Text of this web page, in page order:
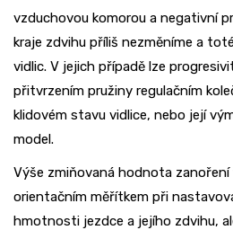
vzduchovou komorou a negativní
kraje zdvihu příliš nezměníme a
vidlic. V jejich případě lze
přitvrzením pružiny regulačním
klidovém stavu vidlice, nebo její
model.
Výše zmiňovaná hodnota zanoření
orientačním měřítkem při
hmotnosti jezdce a jejího zdvihu,